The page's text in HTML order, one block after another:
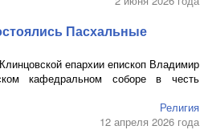
Пасхальные
епархии епископ Владимир
кафедральном соборе в честь
Религия
12 апреля 2026 года